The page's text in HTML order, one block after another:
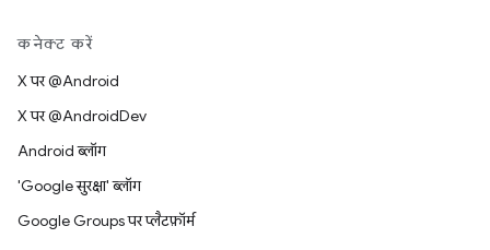
कनेक्ट करें
X पर @Android
X पर @AndroidDev
Android ब्लॉग
'Google सुरक्षा' ब्लॉग
Google Groups पर प्लैटफ़ॉर्म